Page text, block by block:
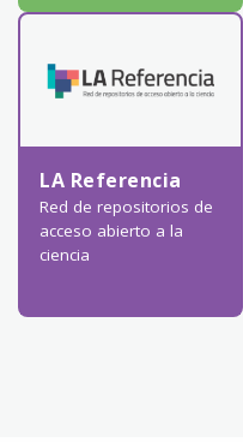
LA Referencia
Red de repositorios de
acceso abierto a la
ciencia